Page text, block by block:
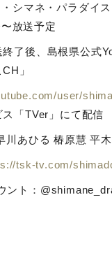
シマネ・パラダイス
放送予定
了後、島根県公式
CH 」
user/
「TVer 」にて配信
川あひる 椿原慧 平
tsk-tv.com/
ント：